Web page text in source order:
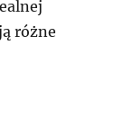
różne